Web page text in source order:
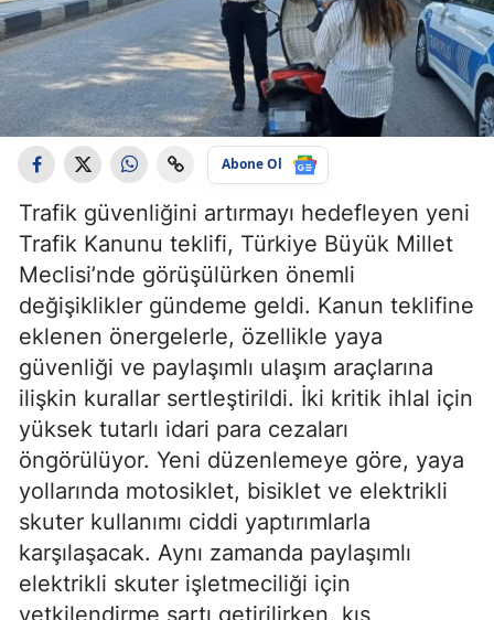
Abone Ol
Trafik güvenliğini artırmayı hedefleyen yeni
Trafik Kanunu teklifi, Türkiye Büyük Millet
Meclisi’nde görüşülürken önemli
değişiklikler gündeme geldi. Kanun teklifine
eklenen önergelerle, özellikle yaya
güvenliği ve paylaşımlı ulaşım araçlarına
ilişkin kurallar sertleştirildi. İki kritik ihlal için
yüksek tutarlı idari para cezaları
öngörülüyor. Yeni düzenlemeye göre, yaya
yollarında motosiklet, bisiklet ve elektrikli
skuter kullanımı ciddi yaptırımlarla
karşılaşacak. Aynı zamanda paylaşımlı
elektrikli skuter işletmeciliği için
yetkilendirme şartı getirilirken, kış